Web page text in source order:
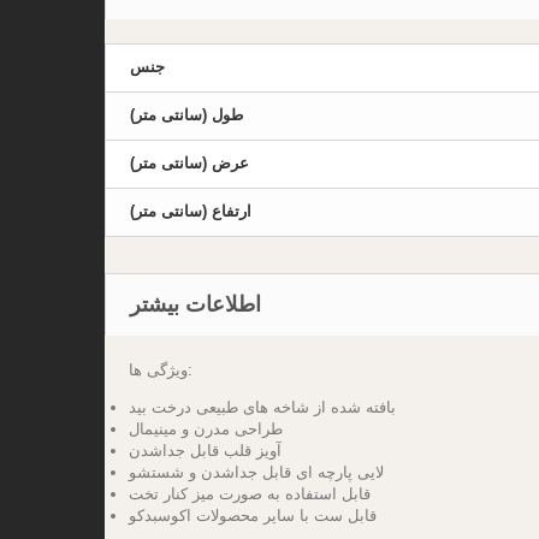
جنس
طول (سانتی متر)
عرض (سانتی متر)
ارتفاع (سانتی متر)
اطلاعات بیشتر
ویژگی ها:
بافته شده از شاخه های طبیعی درخت بید
طراحی مدرن و مینیمال
آویز قلب قابل جداشدن
لایی پارچه ای قابل جداشدن و شستشو
قابل استفاده به صورت میز کنار تخت
قابل ست با سایر محصولات اکوسبدکو